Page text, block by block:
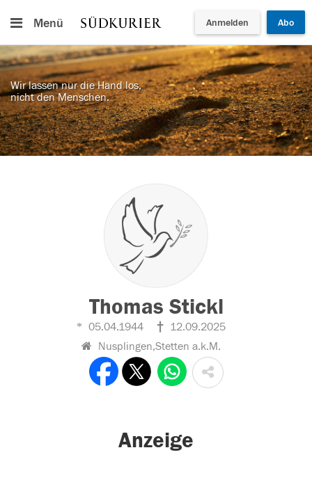
Menü Anmelden Abo
Wir lassen nur die Hand los,
nicht den Menschen.
Thomas Stickl
05.04.1944
12.09.2025
Nusplingen,Stetten a.k.M.
Anzeige